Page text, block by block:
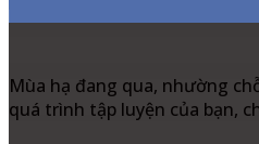
Mùa hạ đang qua, nhường
quá trình tập luyện của bạn,